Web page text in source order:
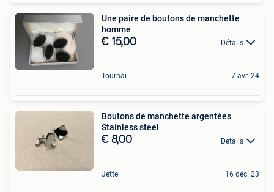
Une paire de boutons de manchette
homme
€ 15,00 Détails
Tournai 7 avr. 24
Boutons de manchette argentées
Stainless steel
€ 8,00 Détails
Jette 16 déc. 23